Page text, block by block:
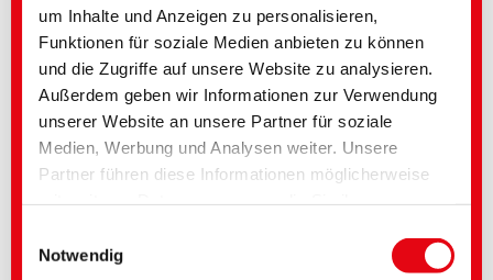
um Inhalte und Anzeigen zu personalisieren,
Funktionen für soziale Medien anbieten zu können
und die Zugriffe auf unsere Website zu analysieren.
Außerdem geben wir Informationen zur Verwendung
unserer Website an unsere Partner für soziale
Medien, Werbung und Analysen weiter. Unsere
Partner führen diese Informationen möglicherweise
Nutzung der Dienste gesammelt wurden. Sie geben
Notwendig
Funktionelle Bekleidung
Nähfäden für Taschen, Rucksäcke, Schuhe und Zelte
Garne für Sport- und Freizeitschuhe
Schnüre aller Art, z.B. Schnürsenkel
Seile und Taue
Flecht- und Webartikel für technische Bänder